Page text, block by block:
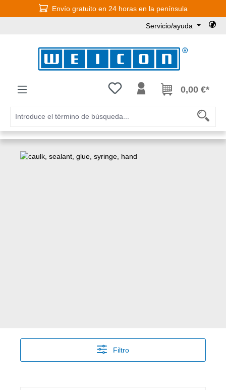
Saltar al contenido principalEnvío gratuito en 24 horas en la península
Servicio/ayuda
Tienes 0 artículos en tu lista de
0,00 €*
Filtro